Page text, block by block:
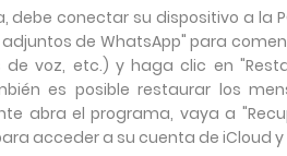
debe conectar su dispositivo a la
de WhatsApp" para
voz, etc.) y haga clic en
es posible restaurar los
abra el programa, vaya a
acceder a su cuenta de iCloud